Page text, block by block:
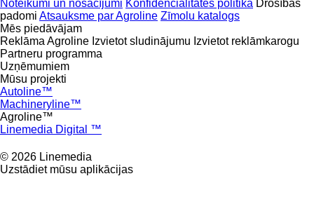
Noteikumi un nosacījumi Konfidencialitātes politika Drošības
padomi Atsauksme par Agroline Zīmolu katalogs
Mēs piedāvājam
Reklāma Agroline Izvietot sludinājumu Izvietot reklāmkarogu
Partneru programma
Uzņēmumiem
Mūsu projekti
Autoline™
Machineryline™
Agroline™
Linemedia Digital ™
© 2026 Linemedia
Uzstādiet mūsu aplikācijas